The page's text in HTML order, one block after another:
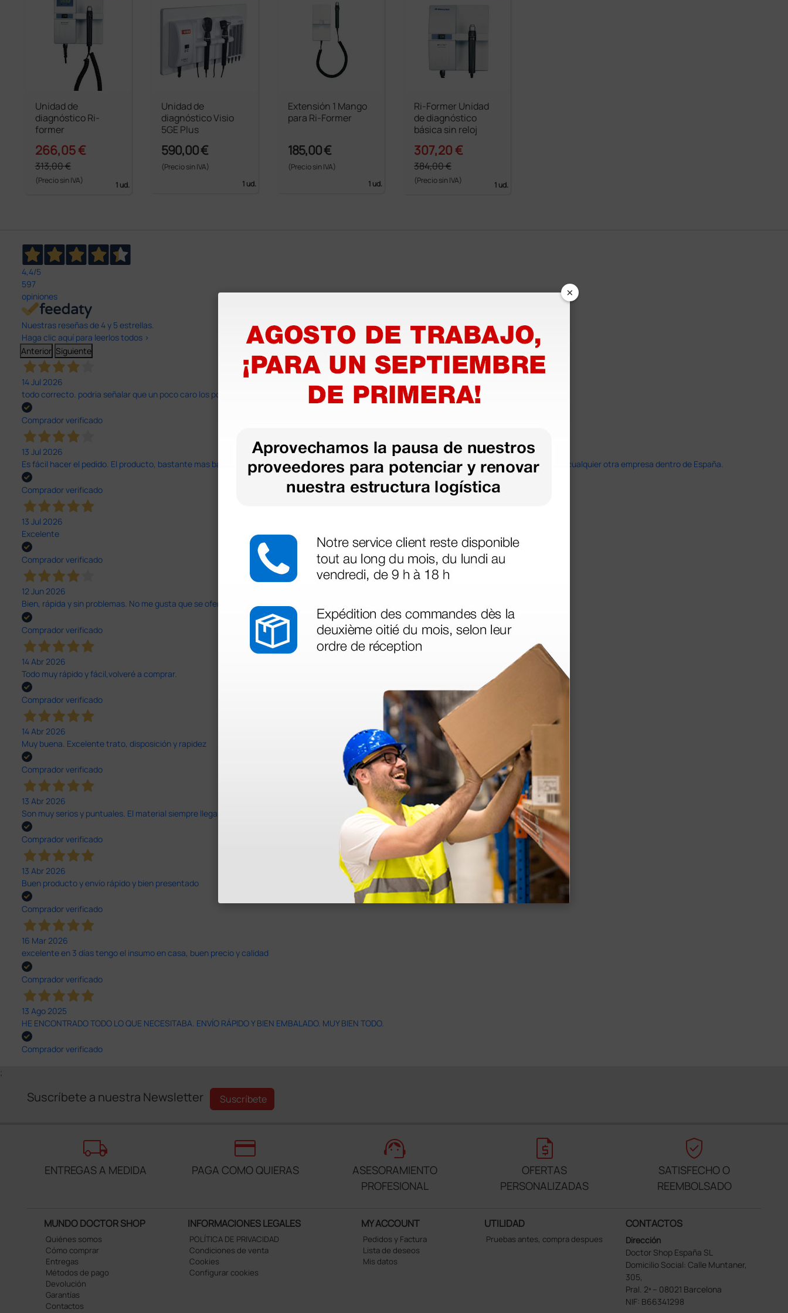
Unidad de
diagnóstico Ri-
former
266,05 €
313,00 €
(Precio sin IVA) 1 ud.
Unidad de
diagnóstico Visio
5GE Plus
590,00 €
(Precio sin IVA)
1 ud.
Extensión 1 Mango
para Ri-Former
185,00 €
(Precio sin IVA)
1 ud.
Ri-Former Unidad
de diagnóstico
básica sin reloj
307,20 €
384,00 €
(Precio sin IVA) 1 ud.
4,4/5
597
opiniones
Nuestras reseñas de 4 y 5 estrellas.
Haga clic aquí para leerlos todos >
Anterior Siguiente
14 Jul 2026
todo correcto. podria señalar que un poco caro los portes y el plazo de entrega se alarga.
Comprador verificado
13 Jul 2026
Es fácil hacer el pedido. El producto, bastante mas barato que en otras plataformas de material médico. Pero el envío cuesta más del doble que en cualquier otra empresa dentro de España.
Comprador verificado
13 Jul 2026
Excelente
Comprador verificado
12 Jun 2026
Bien, rápida y sin problemas. No me gusta que se oferten productos sin incluir el IVA que luego nos van a cobrar.
Comprador verificado
14 Abr 2026
Todo muy rápido y fácil,volveré a comprar.
Comprador verificado
14 Abr 2026
Muy buena. Excelente trato, disposición y rapidez
Comprador verificado
13 Abr 2026
Son muy serios y puntuales. El material siempre llega muy bien¡¡¡
Comprador verificado
13 Abr 2026
Buen producto y envío rápido y bien presentado
Comprador verificado
16 Mar 2026
excelente en 3 días tengo el insumo en casa, buen precio y calidad
Comprador verificado
13 Ago 2025
HE ENCONTRADO TODO LO QUE NECESITABA. ENVÍO RÁPIDO Y BIEN EMBALADO. MUY BIEN TODO.
Comprador verificado
;
Suscríbete a nuestra Newsletter Suscríbete
local_shipping
ENTREGAS A MEDIDA
credit_card
PAGA COMO QUIERAS
support_agent
ASESORAMIENTO
PROFESIONAL
request_quote
OFERTAS
PERSONALIZADAS
verified_user
SATISFECHO O
REEMBOLSADO
MUNDO DOCTOR SHOP
Quiénes somos
Cómo comprar
Entregas
Métodos de pago
Devolución
Garantías
Contactos
INFORMACIONES LEGALES
POLÍTICA DE PRIVACIDAD
Condiciones de venta
Cookies
Configurar cookies
MY ACCOUNT
Pedidos y Factura
Lista de deseos
Mis datos
UTILIDAD
Pruebas antes, compra despues
CONTACTOS
Dirección
Doctor Shop España SL
Domicilio Social: Calle Muntaner,
305,
Pral. 2ª – 08021 Barcelona
NIF: B66341298
×